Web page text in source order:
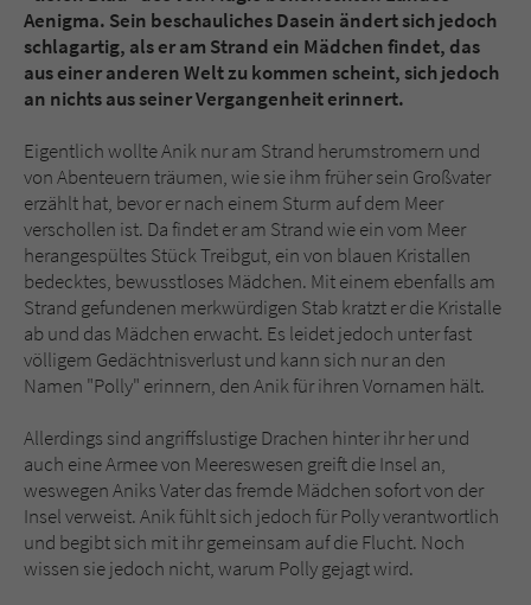
Aenigma. Sein beschauliches Dasein ändert sich jedoch
schlagartig, als er am Strand ein Mädchen findet, das
aus einer anderen Welt zu kommen scheint, sich jedoch
an nichts aus seiner Vergangenheit erinnert.
Eigentlich wollte Anik nur am Strand herumstromern und
von Abenteuern träumen, wie sie ihm früher sein Großvater
erzählt hat, bevor er nach einem Sturm auf dem Meer
verschollen ist. Da findet er am Strand wie ein vom Meer
herangespültes Stück Treibgut, ein von blauen Kristallen
bedecktes, bewusstloses Mädchen. Mit einem ebenfalls am
Strand gefundenen merkwürdigen Stab kratzt er die Kristalle
ab und das Mädchen erwacht. Es leidet jedoch unter fast
völligem Gedächtnisverlust und kann sich nur an den
Namen "Polly" erinnern, den Anik für ihren Vornamen hält.
Allerdings sind angriffslustige Drachen hinter ihr her und
auch eine Armee von Meereswesen greift die Insel an,
weswegen Aniks Vater das fremde Mädchen sofort von der
Insel verweist. Anik fühlt sich jedoch für Polly verantwortlich
und begibt sich mit ihr gemeinsam auf die Flucht. Noch
wissen sie jedoch nicht, warum Polly gejagt wird.
Sicherheitscode des Kontaktformulars zu
überprüfen.